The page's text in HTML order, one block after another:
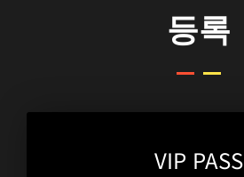
등록
VIP PASS